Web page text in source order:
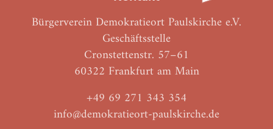
Bürgerverein Demokratieort Paulskirche e.V.
Geschäftsstelle
Cronstettenstr. 57–61
60322 Frankfurt am Main
+49 69 271 343 354
info@demokratieort-paulskirche.de